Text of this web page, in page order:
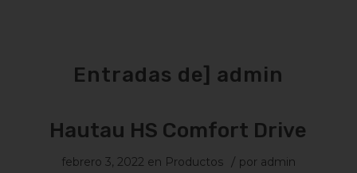
Entradas de] admin
Hautau HS Comfort Drive
febrero 3, 2022 en Productos / por admin